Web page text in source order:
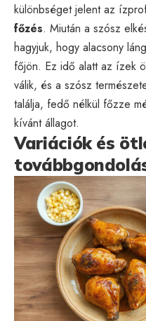
különbséget jelent az
főzés. Miután a szósz
hagyjuk, hogy alacsony
főjön. Ez idő alatt az ízek
válik, és a szósz
találja, fedő nélkül főzze
kívánt állagot.
Variációk és